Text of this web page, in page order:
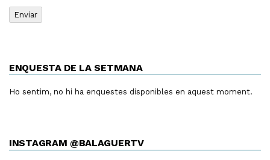
ENQUESTA DE LA SETMANA
Ho sentim, no hi ha enquestes disponibles en aquest moment.
INSTAGRAM @BALAGUERTV